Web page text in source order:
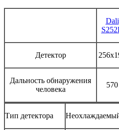
Dali
Детектор
Дальность обнаружения
человека
570
Тип детектора